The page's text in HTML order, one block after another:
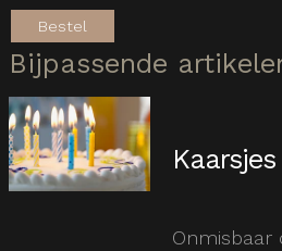
Bestel
Bijpassende
Kaarsjes